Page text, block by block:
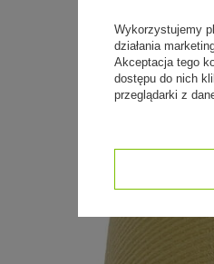
Wykorzystujemy
działania
Akceptacja tego
dostępu do nich
przeglądarki z